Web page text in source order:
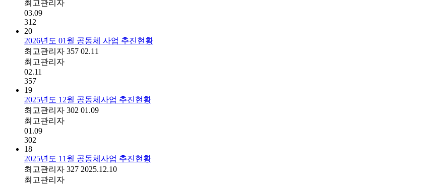
최고관리자
03.09
312
20
2026년도 01월 공동체 사업 추진현황
최고관리자 357 02.11
최고관리자
02.11
357
19
2025년도 12월 공동체사업 추진현황
최고관리자 302 01.09
최고관리자
01.09
302
18
2025년도 11월 공동체사업 추진현황
최고관리자 327 2025.12.10
최고관리자